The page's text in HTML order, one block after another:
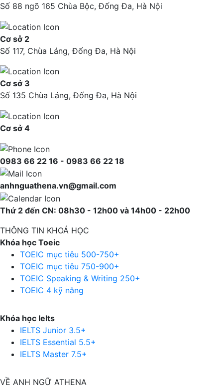
Số 88 ngõ 165 Chùa Bộc, Đống Đa, Hà Nội
Cơ sở 2
Số 117, Chùa Láng, Đống Đa, Hà Nội
Cơ sở 3
Số 135 Chùa Láng, Đống Đa, Hà Nội
Cơ sở 4
0983 66 22 16 - 0983 66 22 18
anhnguathena.vn@gmail.com
Thứ 2 đến CN: 08h30 - 12h00 và 14h00 - 22h00
THÔNG TIN KHOÁ HỌC
Khóa học Toeic
TOEIC mục tiêu 500-750+
TOEIC mục tiêu 750-900+
TOEIC Speaking & Writing 250+
TOEIC 4 kỹ năng
Khóa học Ielts
IELTS Junior 3.5+
IELTS Essential 5.5+
IELTS Master 7.5+
VỀ ANH NGỮ ATHENA